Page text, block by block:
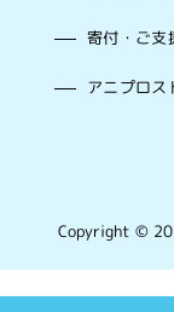
寄付・ご支
アニプロス
Copyright ©